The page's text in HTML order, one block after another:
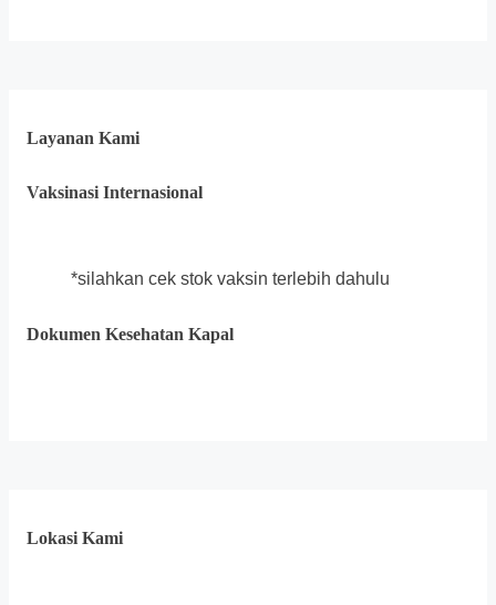
Layanan Kami
Vaksinasi Internasional
*silahkan cek stok vaksin terlebih dahulu
Dokumen Kesehatan Kapal
Lokasi Kami